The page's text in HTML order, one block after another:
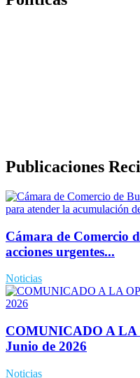
Publicaciones
Cámara de Comercio
acciones urgentes...
Noticias
COMUNICADO A
Junio de 2026
Noticias